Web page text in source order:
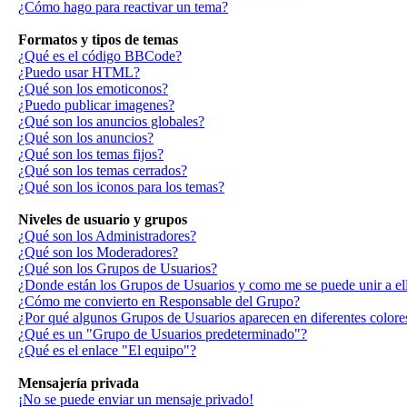
¿Cómo hago para reactivar un tema?
Formatos y tipos de temas
¿Qué es el código BBCode?
¿Puedo usar HTML?
¿Qué son los emoticonos?
¿Puedo publicar imagenes?
¿Qué son los anuncios globales?
¿Qué son los anuncios?
¿Qué son los temas fijos?
¿Qué son los temas cerrados?
¿Qué son los iconos para los temas?
Niveles de usuario y grupos
¿Qué son los Administradores?
¿Qué son los Moderadores?
¿Qué son los Grupos de Usuarios?
¿Donde están los Grupos de Usuarios y como me se puede unir a
¿Cómo me convierto en Responsable del Grupo?
¿Por qué algunos Grupos de Usuarios aparecen en diferentes
¿Qué es un "Grupo de Usuarios predeterminado"?
¿Qué es el enlace "El equipo"?
Mensajería privada
¡No se puede enviar un mensaje privado!